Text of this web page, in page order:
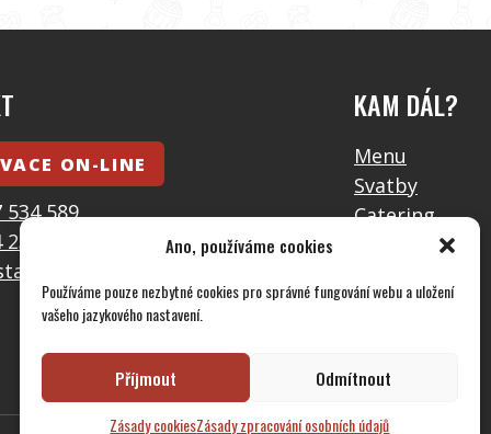
Ano, používáme cookies
Používáme pouze nezbytné cookies pro správné fungování webu a uložení
vašeho jazykového nastavení.
Příjmout Odmítnout
Zásady cookiesZásady zpracování osobních údajů
ON-LINE
534 589
393
KAM DÁL?
Menu
Svatby
Catering
GDPR